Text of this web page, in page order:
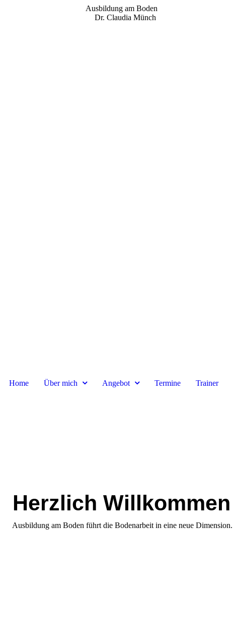
Ausbildung am Boden
Dr. Claudia Münch
Home Über mich Angebot Termine Trainer
Herzlich Willkommen
Ausbildung am Boden führt die Bodenarbeit in eine neue Dimension.